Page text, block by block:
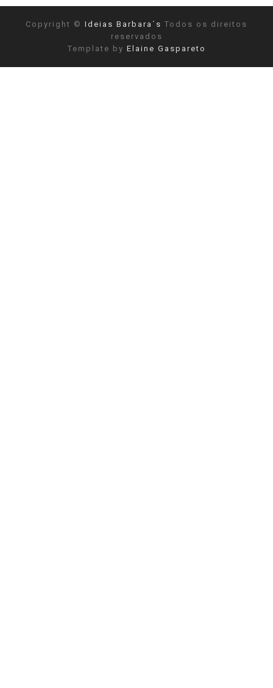
Copyright © Ideias Barbara´s Todos os direitos
reservados
Template by Elaine Gaspareto